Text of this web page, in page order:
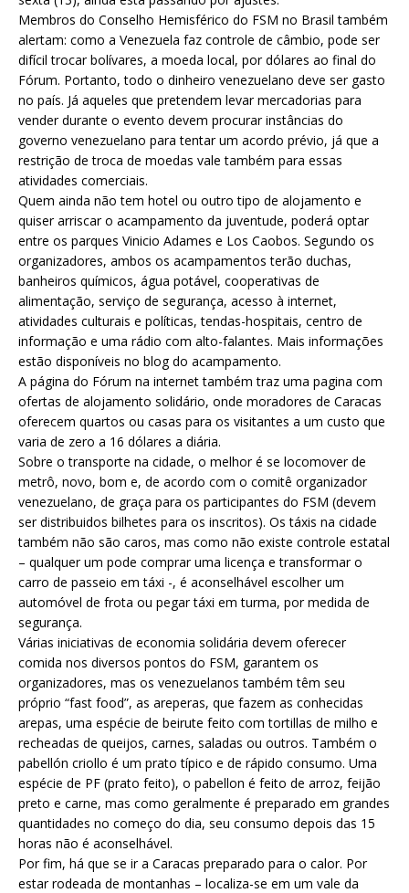
Membros do Conselho Hemisférico do FSM no Brasil também
alertam: como a Venezuela faz controle de câmbio, pode ser
difícil trocar bolívares, a moeda local, por dólares ao final do
Fórum. Portanto, todo o dinheiro venezuelano deve ser gasto
no país. Já aqueles que pretendem levar mercadorias para
vender durante o evento devem procurar instâncias do
governo venezuelano para tentar um acordo prévio, já que a
restrição de troca de moedas vale também para essas
atividades comerciais.
Quem ainda não tem hotel ou outro tipo de alojamento e
quiser arriscar o acampamento da juventude, poderá optar
entre os parques Vinicio Adames e Los Caobos. Segundo os
organizadores, ambos os acampamentos terão duchas,
banheiros químicos, água potável, cooperativas de
alimentação, serviço de segurança, acesso à internet,
atividades culturais e políticas, tendas-hospitais, centro de
informação e uma rádio com alto-falantes. Mais informações
estão disponíveis no blog do acampamento.
A página do Fórum na internet também traz uma pagina com
ofertas de alojamento solidário, onde moradores de Caracas
oferecem quartos ou casas para os visitantes a um custo que
varia de zero a 16 dólares a diária.
Sobre o transporte na cidade, o melhor é se locomover de
metrô, novo, bom e, de acordo com o comitê organizador
venezuelano, de graça para os participantes do FSM (devem
ser distribuidos bilhetes para os inscritos). Os táxis na cidade
também não são caros, mas como não existe controle estatal
– qualquer um pode comprar uma licença e transformar o
carro de passeio em táxi -, é aconselhável escolher um
automóvel de frota ou pegar táxi em turma, por medida de
segurança.
Várias iniciativas de economia solidária devem oferecer
comida nos diversos pontos do FSM, garantem os
organizadores, mas os venezuelanos também têm seu
próprio “fast food”, as areperas, que fazem as conhecidas
arepas, uma espécie de beirute feito com tortillas de milho e
recheadas de queijos, carnes, saladas ou outros. Também o
pabellón criollo é um prato típico e de rápido consumo. Uma
espécie de PF (prato feito), o pabellon é feito de arroz, feijão
preto e carne, mas como geralmente é preparado em grandes
quantidades no começo do dia, seu consumo depois das 15
horas não é aconselhável.
Por fim, há que se ir a Caracas preparado para o calor. Por
estar rodeada de montanhas – localiza-se em um vale da